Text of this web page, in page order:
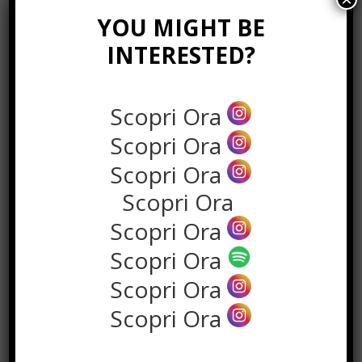
POPOLARI
Uscire con una Escort è legale in
Italia?
Ottobre 29th, 2019
Come spostarsi dall’aeroporto a
YOU MIGHT BE
INTERESTED?
Scopri Ora
Scopri Ora
Scopri Ora
Scopri Ora
Scopri Ora
Scopri Ora
Scopri Ora
Scopri Ora